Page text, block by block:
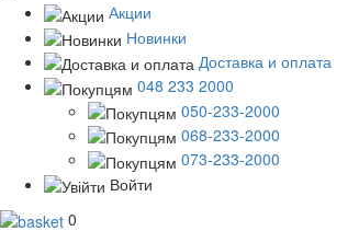
Акции
Новинки
Доставка и оплата
048 233 2000
050-233-2000
068-233-2000
073-233-2000
Войти
0